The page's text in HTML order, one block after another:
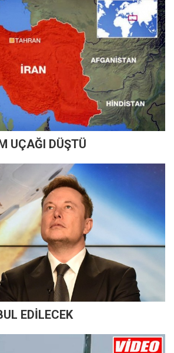
UÇAĞI DÜŞTÜ
EDİLECEK